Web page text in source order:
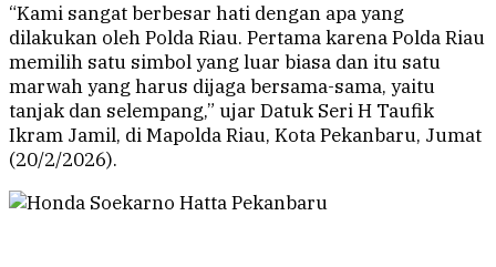
“Kami sangat berbesar hati dengan apa yang
dilakukan oleh Polda Riau. Pertama karena Polda Riau
memilih satu simbol yang luar biasa dan itu satu
marwah yang harus dijaga bersama-sama, yaitu
tanjak dan selempang,” ujar Datuk Seri H Taufik
Ikram Jamil, di Mapolda Riau, Kota Pekanbaru, Jumat
(20/2/2026).